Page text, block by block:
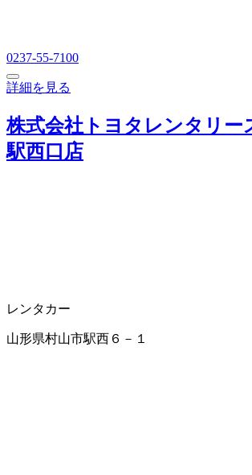
0237-55-7100
詳細を見る
株式会社トヨタレンタリー
駅西口店
レンタカー
山形県村山市駅西６－１